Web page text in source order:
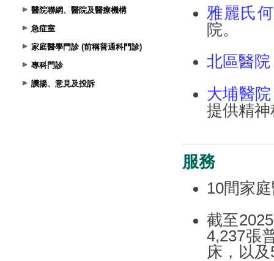
醫院聯網、醫院及醫療機構
急症室
家庭醫學門診 (前稱普通科門診)
專科門診
讚揚、意見及投訴